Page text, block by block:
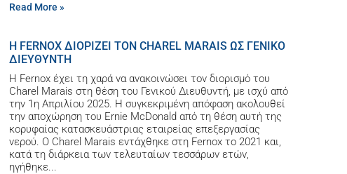
Read More »
Η FERNOX ΔΙΟΡΙΖΕΙ ΤΟΝ CHAREL MARAIS ΩΣ ΓΕΝΙΚΟ
ΔΙΕΥΘΥΝΤΗ
Η Fernox έχει τη χαρά να ανακοινώσει τον διορισμό του
Charel Marais στη θέση του Γενικού Διευθυντή, με ισχύ από
την 1η Απριλίου 2025. Η συγκεκριμένη απόφαση ακολουθεί
την αποχώρηση του Ernie McDonald από τη θέση αυτή της
κορυφαίας κατασκευάστριας εταιρείας επεξεργασίας
νερού. Ο Charel Marais εντάχθηκε στη Fernox το 2021 και,
κατά τη διάρκεια των τελευταίων τεσσάρων ετών,
ηγήθηκε